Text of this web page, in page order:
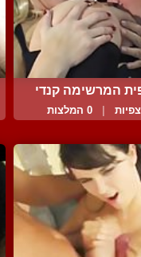
המרשימה קנדי
קוק...0 המלצות